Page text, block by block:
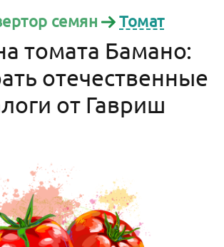
семян Томат
томата Бамано:
отечественные
от Гавриш